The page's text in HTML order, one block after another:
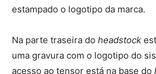
estampado o logotipo da marca.
Na parte traseira do headstock
uma gravura com o logotipo do
acesso ao tensor está na base do